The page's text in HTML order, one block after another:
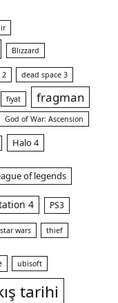
Blizzard
2 dead space 3
fiyat fragman
God of War: Ascension
Halo 4
of legends
4 PS3
star wars thief
ubisoft
tarihi